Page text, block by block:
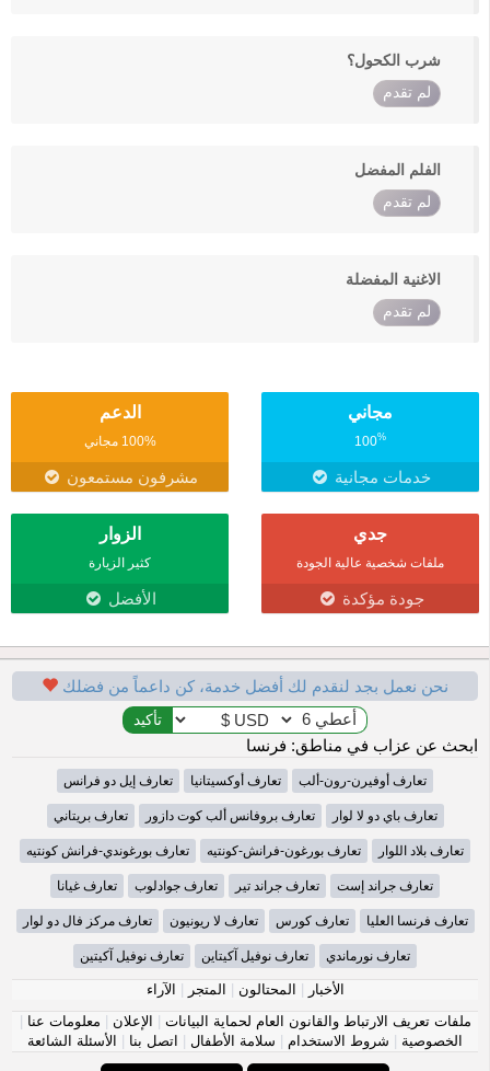
شرب الكحول؟
لم تقدم
الفلم المفضل
لم تقدم
الاغنية المفضلة
لم تقدم
مجاني
100%
خدمات مجانية
الدعم
100% مجاني
مشرفون مستمعون
جدي
ملفات شخصية عالية الجودة
جودة مؤكدة
الزوار
كثير الزيارة
الأفضل
نحن نعمل بجد لنقدم لك أفضل خدمة، كن داعماً من فضلك
ابحث عن عزاب في مناطق: فرنسا
تعارف أوفيرن-رون-ألب تعارف أوكسيتانيا تعارف إيل دو فرانس
تعارف باي دو لا لوار تعارف بروفانس ألب كوت دازور تعارف بريتاني
تعارف بلاد اللوار تعارف بورغون-فرانش-كونتيه تعارف بورغوندي-فرانش كونتيه
تعارف جراند إست تعارف جراند تير تعارف جوادلوب تعارف غيانا
تعارف فرنسا العليا تعارف كورس تعارف لا ريونيون تعارف مركز فال دو لوار
تعارف نورماندي تعارف نوفيل آكيتاين تعارف نوفيل آكيتين
الأخبار | المحتالون | المتجر | الآراء
ملفات تعريف الارتباط والقانون العام لحماية البيانات | الإعلان | معلومات عنا |
الخصوصية | شروط الاستخدام | سلامة الأطفال | اتصل بنا | الأسئلة الشائعة